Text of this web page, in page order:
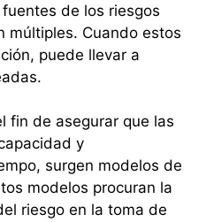
de los riesgos
múltiples. Cuando estos
puede llevar a
fin de asegurar que las
y
surgen modelos de
modelos procuran la
riesgo en la toma de